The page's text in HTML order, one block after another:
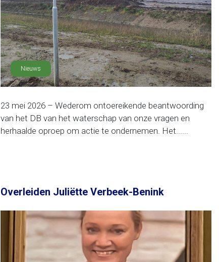
Nieuws
23 mei 2026 – Wederom ontoereikende beantwoording
van het DB van het waterschap van onze vragen en
herhaalde oproep om actie te ondernemen. Het......
Overleiden Juliëtte Verbeek-Benink